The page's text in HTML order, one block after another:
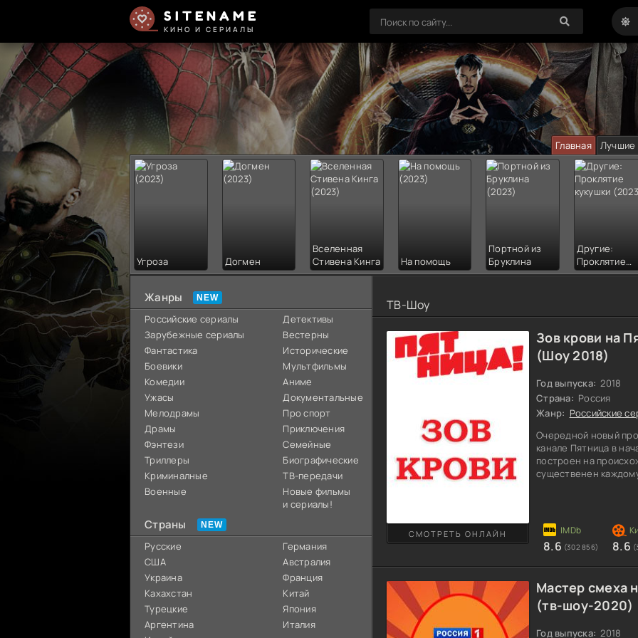
SITENAME
КИНО И СЕРИАЛЫ
Главная Лучшие
Угроза Догмен
Вселенная
Стивена Кинга
На помощь
Портной из
Бруклина
Другие:
Проклятие
кукушки
Жанры
Российские сериалы
Зарубежные сериалы
Фантастика
Боевики
Комедии
Ужасы
Мелодрамы
Драмы
Фэнтези
Триллеры
Криминалные
Военные
Детективы
Вестерны
Исторические
Мультфильмы
Аниме
Документальные
Про спорт
Приключения
Семейные
Биографические
ТВ-передачи
Новые фильмы
и сериалы!
Страны
Русские
США
Украина
Кахахстан
Турецкие
Аргентина
Германия
Австралия
Франция
Китай
Япония
Италия
ТВ-Шоу
Зов крови на
(Шоу 2018)
Год выпуска: 2018
Страна: Россия
Жанр: Российские
Очередной новый
канале Пятница в
построен на
существенен
шанс попасть в
историю вашего
разработки
СМОТРЕТЬ ОНЛАЙН
8.6 (302 856) 8.6
Мастер смеха
(тв-шоу-2020)
Год выпуска: 2018